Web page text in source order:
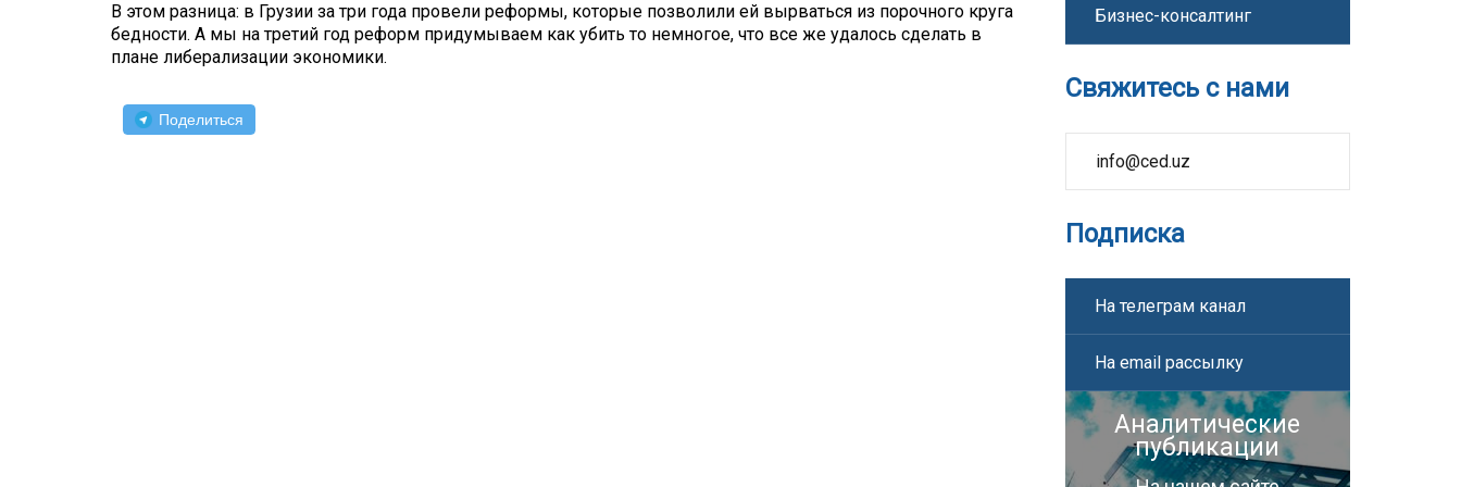
В этом разница: в Грузии за три года провели реформы, которые позволили ей вырваться из порочного круга
бедности. А мы на третий год реформ придумываем как убить то немногое, что все же удалось сделать в
плане либерализации экономики.
Поделиться
Бизнес-консалтинг
Свяжитесь с нами
info@ced.uz
Подписка
На телеграм канал
На email рассылку
Аналитические
публикации